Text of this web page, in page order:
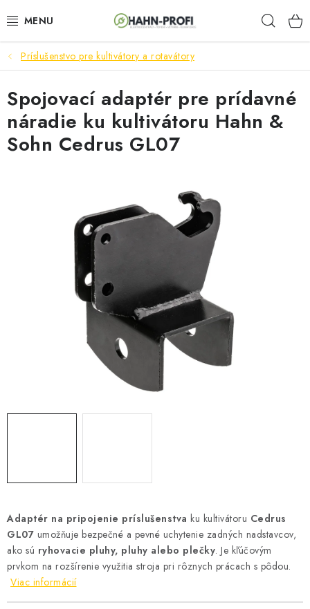
na
ELEKTROCENTRÁLY
ZAHRADNÍ TECHNIKA
STAVEBNÁ TECHNIKA
ODVLHČOVAČE A VENTILÁTORY
KLIMATIZÁCIA
VRÁTENIE TOVARU A REKLAMÁCIE
KONTAKTY
Obchodné podmienky
Zásady ochrany osobných údajov
Ceny přepravy
Príslušenstvo pre kultivátory a rotavátory
Adaptér na pripojenie príslušenstva ku kultivátoru Cedrus
GL07 umožňuje bezpečné a pevné uchytenie zadných nadstavcov,
ako sú ryhovacie pluhy, pluhy alebo plečky. Je kľúčovým
prvkom na rozšírenie využitia stroja pri rôznych prácach s pôdou.
Viac informácií
Spojovací adaptér pre prídavné
náradie ku kultivátoru Hahn &
Sohn Cedrus GL07